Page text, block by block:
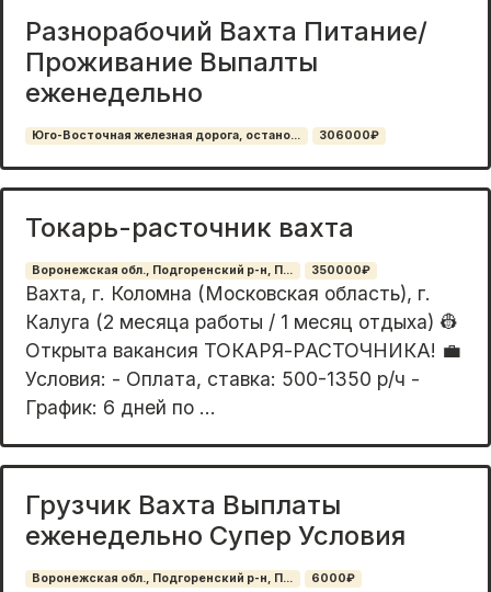
Разнорабочий Вахта Питание/
Проживание Выпалты
еженедельно
Юго-Восточная железная дорога, остано... 306000₽
Токарь-расточник вахта
Воронежская обл., Подгоренский р-н, П... 350000₽
Вахта, г. Коломна (Московская область), г.
Калуга (2 месяца работы / 1 месяц отдыха) 👷
Открыта вакансия ТОКАРЯ-РАСТОЧНИКА! 💼
Условия: - Оплата, ставка: 500-1350 р/ч -
График: 6 дней по ...
Грузчик Вахта Выплаты
еженедельно Супер Условия
Воронежская обл., Подгоренский р-н, П... 6000₽